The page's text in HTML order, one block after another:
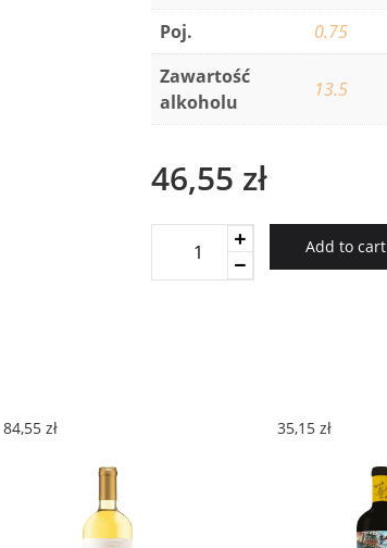
Poj.
0.75
Zawartość
alkoholu
13.5
46,55 zł
Aurelio
Add to cart
84,55 zł 35,15 zł